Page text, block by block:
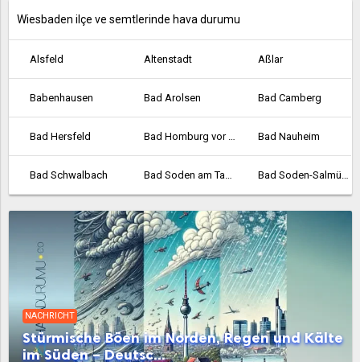
Wiesbaden ilçe ve semtlerinde hava durumu
Alsfeld Altenstadt Aßlar
Babenhausen Bad Arolsen Bad Camberg
Bad Hersfeld Bad Homburg vor der Höhe Bad Nauheim
Bad Schwalbach Bad Soden am Taunus Bad Soden-Salmünster
Bad Vilbel Bad Wildungen Baunatal
Bebra Bensheim Biedenkopf
Bischofsheim Bockenheim Borken
Bornheim Braunfels Bruchköbel
NACHRICHT
Stürmische Böen im Norden, Regen und Kälte
im Süden – Deutsc...